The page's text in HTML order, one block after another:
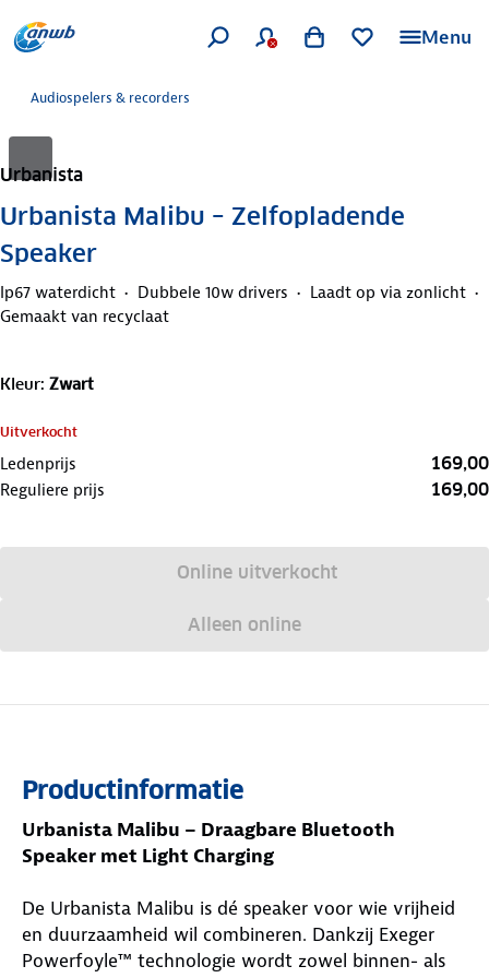
Menu
Audiospelers & recorders
Urbanista
Urbanista Malibu – Zelfopladende
Speaker
Ip67 waterdicht Dubbele 10w drivers
Laadt op via zonlicht
Gemaakt van recyclaat
Kleur: Zwart
Uitverkocht
Ledenprijs 169,00
Reguliere prijs 169,00
Online uitverkocht
Alleen online
Productinformatie
Urbanista Malibu – Draagbare Bluetooth
Speaker met Light Charging
De Urbanista Malibu is dé speaker voor wie vrijheid
en duurzaamheid wil combineren. Dankzij Exeger
Powerfoyle™ technologie wordt zowel binnen- als